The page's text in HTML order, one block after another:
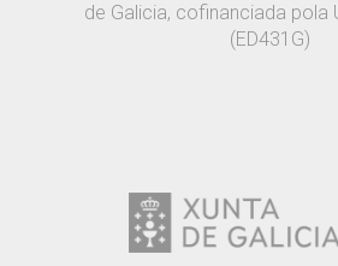
de Galicia, cofinanciada pola
(ED431G)